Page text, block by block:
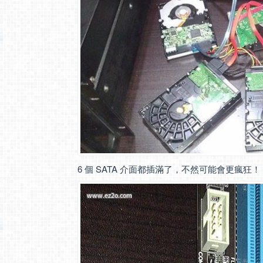
6 個 SATA 介面都插滿了，不然可能會更瘋狂